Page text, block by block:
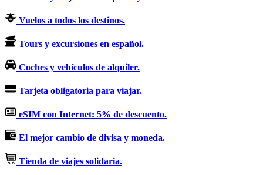
Vuelos a todos los destinos.
Tours y excursiones en español.
Coches y vehículos de alquiler.
Tarjeta obligatoria para viajar.
eSIM con Internet: 5% de descuento.
El mejor cambio de divisa y moneda.
Tienda de viajes solidaria.